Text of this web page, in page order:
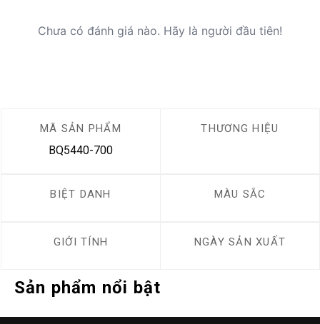
Chưa có đánh giá nào. Hãy là người đầu tiên!
MÃ SẢN PHẨM
BQ5440-700
THƯƠNG HIỆU
BIỆT DANH MÀU SẮC
GIỚI TÍNH NGÀY SẢN XUẤT
Sản phẩm nổi bật